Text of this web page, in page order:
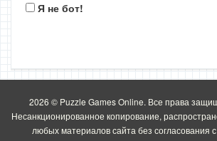
Я не бот!
2026 © Puzzle Games Online. Все права
Несанкционированное копирование,
любых материалов сайта без согласования